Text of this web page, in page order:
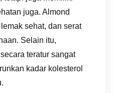
juga. Almond
sehat, dan serat
Selain itu,
teratur sangat
kadar kolesterol